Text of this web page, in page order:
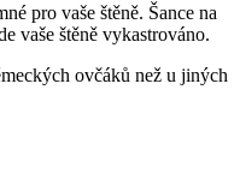
pro vaše štěně. Šance na
vaše štěně vykastrováno.
ovčáků než u jiných